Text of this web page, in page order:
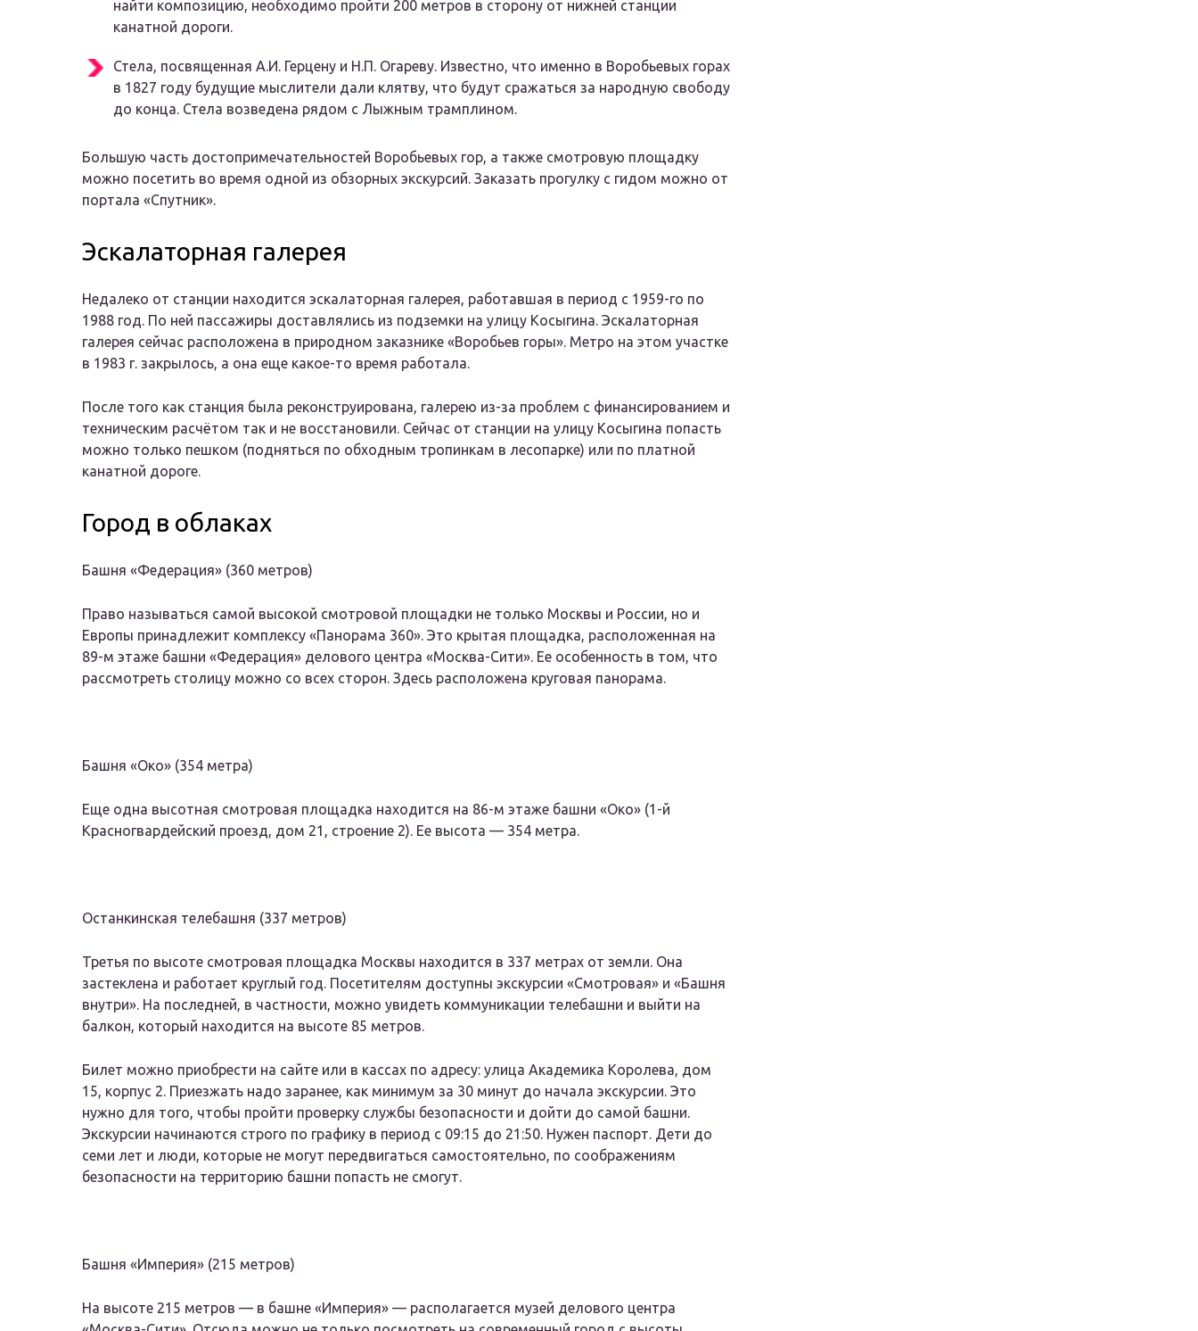
найти композицию, необходимо пройти 200 метров в сторону от нижней станции
канатной дороги.
Стела, посвященная А.И. Герцену и Н.П. Огареву. Известно, что именно в Воробьевых горах
в 1827 году будущие мыслители дали клятву, что будут сражаться за народную свободу
до конца. Стела возведена рядом с Лыжным трамплином.
Большую часть достопримечательностей Воробьевых гор, а также смотровую площадку
можно посетить во время одной из обзорных экскурсий. Заказать прогулку с гидом можно от
портала «Спутник».
Эскалаторная галерея
Недалеко от станции находится эскалаторная галерея, работавшая в период с 1959-го по
1988 год. По ней пассажиры доставлялись из подземки на улицу Косыгина. Эскалаторная
галерея сейчас расположена в природном заказнике «Воробьев горы». Метро на этом участке
в 1983 г. закрылось, а она еще какое-то время работала.
После того как станция была реконструирована, галерею из-за проблем с финансированием и
техническим расчётом так и не восстановили. Сейчас от станции на улицу Косыгина попасть
можно только пешком (подняться по обходным тропинкам в лесопарке) или по платной
канатной дороге.
Город в облаках
Башня «Федерация» (360 метров)
Право называться самой высокой смотровой площадки не только Москвы и России, но и
Европы принадлежит комплексу «Панорама 360». Это крытая площадка, расположенная на
89-м этаже башни «Федерация» делового центра «Москва-Сити». Ее особенность в том, что
рассмотреть столицу можно со всех сторон. Здесь расположена круговая панорама.
Башня «Око» (354 метра)
Еще одна высотная смотровая площадка находится на 86-м этаже башни «Око» (1-й
Красногвардейский проезд, дом 21, строение 2). Ее высота — 354 метра.
Останкинская телебашня (337 метров)
Третья по высоте смотровая площадка Москвы находится в 337 метрах от земли. Она
застеклена и работает круглый год. Посетителям доступны экскурсии «Смотровая» и «Башня
внутри». На последней, в частности, можно увидеть коммуникации телебашни и выйти на
балкон, который находится на высоте 85 метров.
Билет можно приобрести на сайте или в кассах по адресу: улица Академика Королева, дом
15, корпус 2. Приезжать надо заранее, как минимум за 30 минут до начала экскурсии. Это
нужно для того, чтобы пройти проверку службы безопасности и дойти до самой башни.
Экскурсии начинаются строго по графику в период с 09:15 до 21:50. Нужен паспорт. Дети до
семи лет и люди, которые не могут передвигаться самостоятельно, по соображениям
безопасности на территорию башни попасть не смогут.
Башня «Империя» (215 метров)
На высоте 215 метров — в башне «Империя» — располагается музей делового центра